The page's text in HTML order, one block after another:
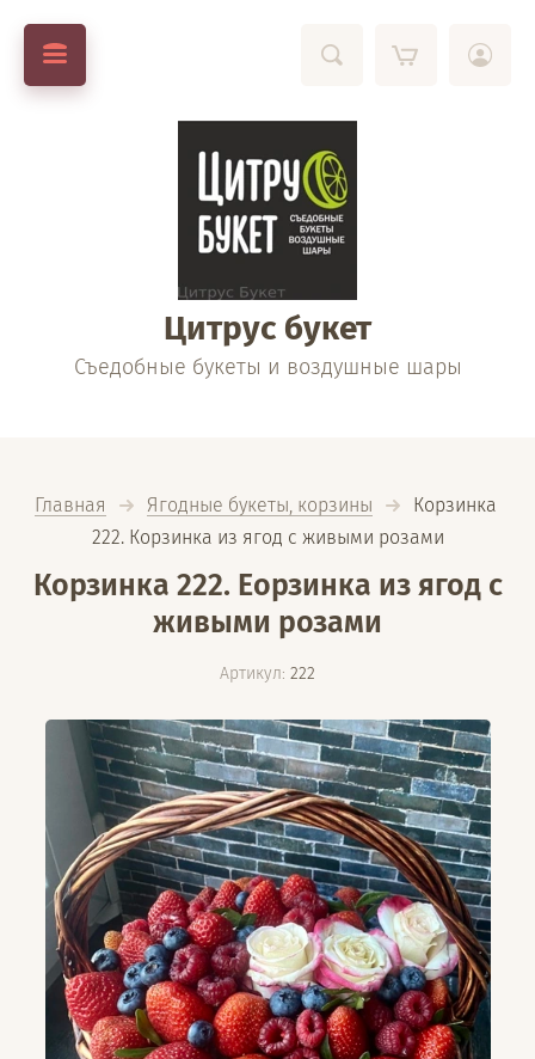
Цитрус букет
Съедобные букеты и воздушные шары
Главная Ягодные букеты, корзины
  Корзинка
222. Корзинка из ягод с живыми розами
Корзинка 222. Еорзинка из ягод с
живыми розами
Артикул: 222